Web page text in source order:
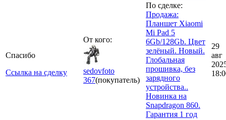
Спасибо
Ссылка на сделку
От кого:
sedovfoto
367(покупатель)
По сделке:
Продажа:
Планшет Xiaomi
Mi Pad 5
6Gb/128Gb. Цвет
зелёный. Новый.
Глобальная
прошивка, без
зарядного
устройства..
Новинка на
Snapdragon 860.
Гарантия 1 год
29
авг